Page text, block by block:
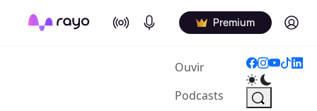
On Air Podcasts Premium Log in
Ouvir(current)
Podcasts